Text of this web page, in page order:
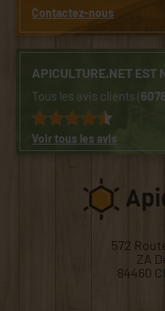
Contactez-nous
APICULTURE.NET EST
Tous les avis clients (
Voir tous les avis
572
ZA
84460